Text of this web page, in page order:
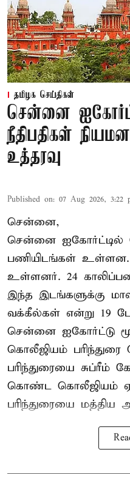
தமிழக செய்திகள்
சென்னை
நீதிபதிகள்
உத்தரவு
Published on: 07 Aug 2026, 3:22
சென்னை,
சென்னை ஐகோர்ட்டில்
பணியிடங்கள் உள்ளன.
உள்ளனர். 24
இந்த இடங்களுக்கு
வக்கீல்கள் என்று 19
சென்னை ஐகோர்ட்டு
கொலீஜியம்
பரிந்துரையை சுப்ரீம்
கொண்ட கொலீஜியம்
பரிந்துரையை மத்திய